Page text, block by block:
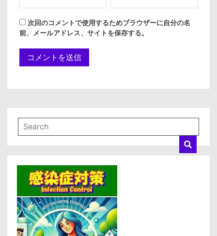
次回のコメントで使用するためブラウザーに自分の名
前、メールアドレス、サイトを保存する。